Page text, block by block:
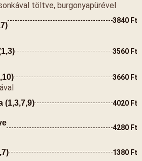
töltve, burgonyapürével
3840 Ft
3560 Ft
3660 Ft
(1,3,7,9) 4020 Ft
4280 Ft
1380 Ft